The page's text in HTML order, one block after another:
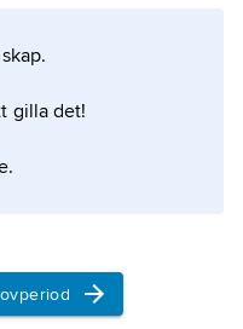
från fabriken.
gilla det!